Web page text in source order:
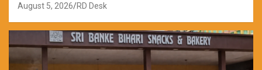
August 5, 2026 RD Desk